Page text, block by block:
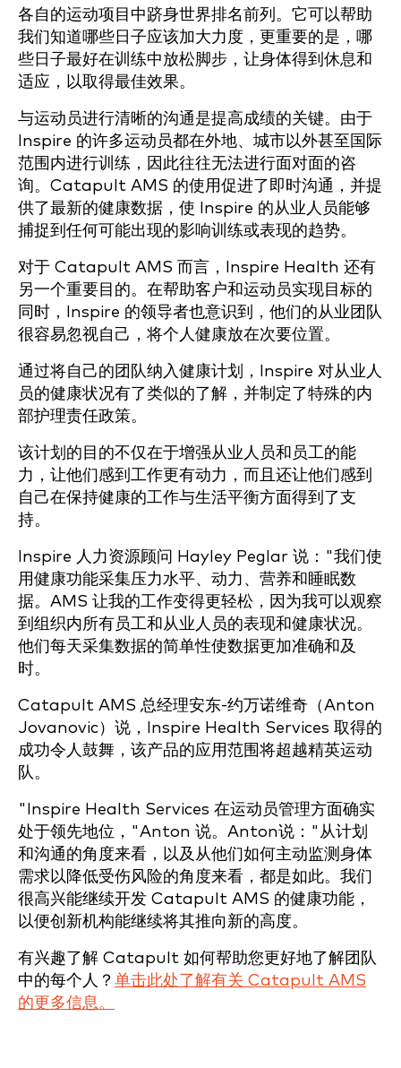
各自的运动项目中跻身世界排名前列。它可以帮助
我们知道哪些日子应该加大力度，更重要的是，哪
些日子最好在训练中放松脚步，让身体得到休息和
适应，以取得最佳效果。
与运动员进行清晰的沟通是提高成绩的关键。由于
Inspire 的许多运动员都在外地、城市以外甚至国际
范围内进行训练，因此往往无法进行面对面的咨
询。Catapult AMS 的使用促进了即时沟通，并提
供了最新的健康数据，使 Inspire 的从业人员能够
捕捉到任何可能出现的影响训练或表现的趋势。
对于 Catapult AMS 而言，Inspire Health 还有
另一个重要目的。在帮助客户和运动员实现目标的
同时，Inspire 的领导者也意识到，他们的从业团队
很容易忽视自己，将个人健康放在次要位置。
通过将自己的团队纳入健康计划，Inspire 对从业人
员的健康状况有了类似的了解，并制定了特殊的内
部护理责任政策。
该计划的目的不仅在于增强从业人员和员工的能
力，让他们感到工作更有动力，而且还让他们感到
自己在保持健康的工作与生活平衡方面得到了支
持。
Inspire 人力资源顾问 Hayley Peglar 说："我们使
用健康功能采集压力水平、动力、营养和睡眠数
据。AMS 让我的工作变得更轻松，因为我可以观察
到组织内所有员工和从业人员的表现和健康状况。
他们每天采集数据的简单性使数据更加准确和及
时。
Catapult AMS 总经理安东-约万诺维奇（Anton
Jovanovic）说，Inspire Health Services 取得的
成功令人鼓舞，该产品的应用范围将超越精英运动
队。
"Inspire Health Services 在运动员管理方面确实
处于领先地位，"Anton 说。Anton说："从计划
和沟通的角度来看，以及从他们如何主动监测身体
需求以降低受伤风险的角度来看，都是如此。我们
很高兴能继续开发 Catapult AMS 的健康功能，
以便创新机构能继续将其推向新的高度。
有兴趣了解 Catapult 如何帮助您更好地了解团队
中的每个人？ 单击此处了解有关 Catapult AMS
的更多信息。